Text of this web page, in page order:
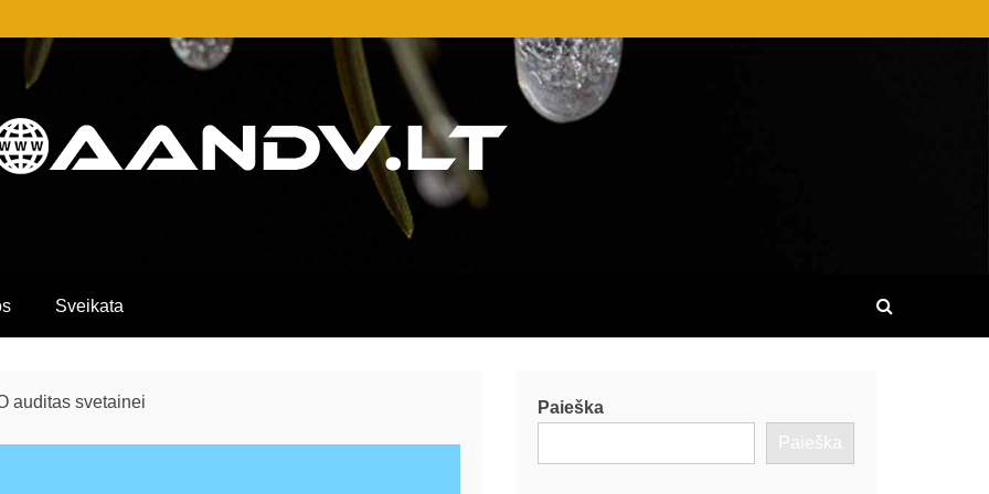
SVARBIŲ ĮRAŠŲ PORTALAS, KURIAME GALITE SUŽINOTI DAUGYBĘ
Sveikata
auditas svetainei
Paieška
Paieška